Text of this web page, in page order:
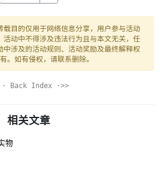
载目的仅用于网络信息分享，用户参与活动
活动中不得涉及违法行为且与本文无关，任
涉及的活动规则、活动奖励及最终解释权
。如有侵权，请联系删除。
· Back Index ·>>
相关文章
物